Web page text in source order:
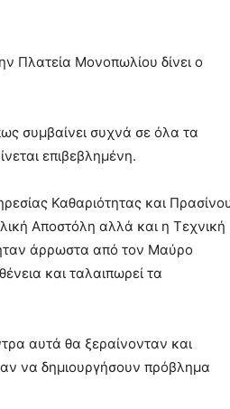
Πλατεία Μονοπωλίου δίνει ο
συμβαίνει συχνά σε όλα τα
επιβεβλημένη.
Καθαριότητας και
Αποστόλη αλλά και η Τεχνική
άρρωστα από τον Μαύρο
και ταλαιπωρεί τα
αυτά θα ξεραίνονταν και
να δημιουργήσουν πρόβλημα